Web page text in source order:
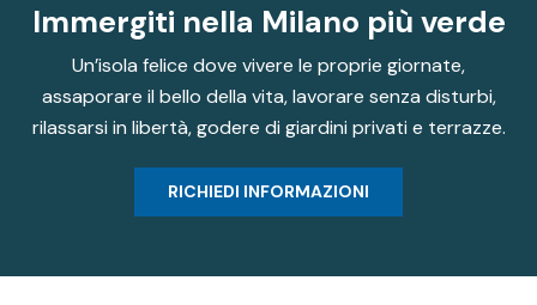
Immergiti nella Milano più verde
Un’isola felice dove vivere le proprie giornate,
assaporare il bello della vita, lavorare senza disturbi,
rilassarsi in libertà, godere di giardini privati e terrazze.
RICHIEDI INFORMAZIONI